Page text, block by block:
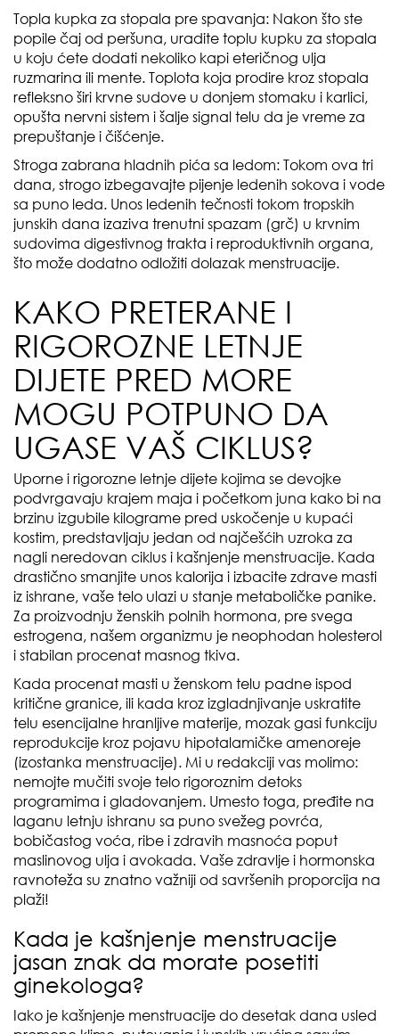
Topla kupka za stopala pre spavanja: Nakon što ste
popile čaj od peršuna, uradite toplu kupku za stopala
u koju ćete dodati nekoliko kapi eteričnog ulja
ruzmarina ili mente. Toplota koja prodire kroz stopala
refleksno širi krvne sudove u donjem stomaku i karlici,
opušta nervni sistem i šalje signal telu da je vreme za
prepuštanje i čišćenje.
Stroga zabrana hladnih pića sa ledom: Tokom ova tri
dana, strogo izbegavajte pijenje ledenih sokova i vode
sa puno leda. Unos ledenih tečnosti tokom tropskih
junskih dana izaziva trenutni spazam (grč) u krvnim
sudovima digestivnog trakta i reproduktivnih organa,
što može dodatno odložiti dolazak menstruacije.
KAKO PRETERANE I
RIGOROZNE LETNJE
DIJETE PRED MORE
MOGU POTPUNO DA
UGASE VAŠ CIKLUS?
Uporne i rigorozne letnje dijete kojima se devojke
podvrgavaju krajem maja i početkom juna kako bi na
brzinu izgubile kilograme pred uskočenje u kupaći
kostim, predstavljaju jedan od najčešćih uzroka za
nagli neredovan ciklus i kašnjenje menstruacije. Kada
drastično smanjite unos kalorija i izbacite zdrave masti
iz ishrane, vaše telo ulazi u stanje metaboličke panike.
Za proizvodnju ženskih polnih hormona, pre svega
estrogena, našem organizmu je neophodan holesterol
i stabilan procenat masnog tkiva.
Kada procenat masti u ženskom telu padne ispod
kritične granice, ili kada kroz izgladnjivanje uskratite
telu esencijalne hranljive materije, mozak gasi funkciju
reprodukcije kroz pojavu hipotalamičke amenoreje
(izostanka menstruacije). Mi u redakciji vas molimo:
nemojte mučiti svoje telo rigoroznim detoks
programima i gladovanjem. Umesto toga, pređite na
laganu letnju ishranu sa puno svežeg povrća,
bobičastog voća, ribe i zdravih masnoća poput
maslinovog ulja i avokada. Vaše zdravlje i hormonska
ravnoteža su znatno važniji od savršenih proporcija na
plaži!
Kada je kašnjenje menstruacije
jasan znak da morate posetiti
ginekologa?
Iako je kašnjenje menstruacije do desetak dana usled